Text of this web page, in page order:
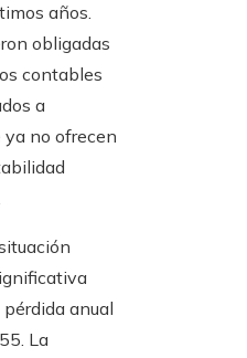
años.
obligadas
contables
a
ya no ofrecen
anual
La